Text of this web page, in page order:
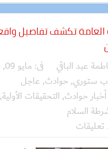
العامة تكشف تفاصيل
عبد الباقي فى: مايو 09, 2024
ستوري, حوادث, عاجل
أخبار حوادث, التحقيقات الأولية,
السلام
تعليقات